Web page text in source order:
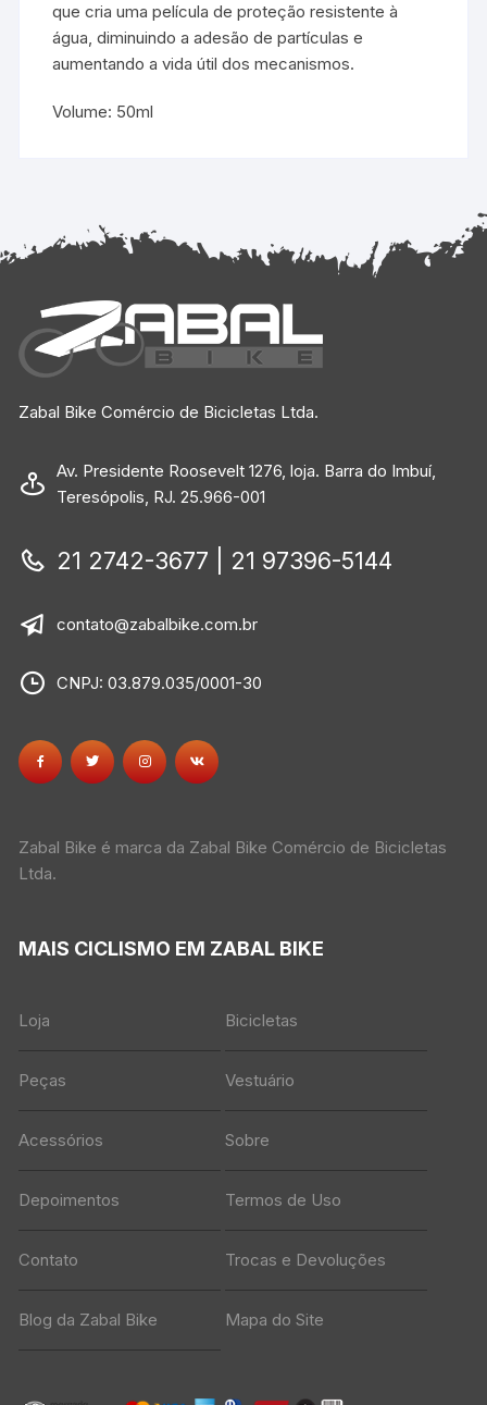
que cria uma película de proteção resistente à
água, diminuindo a adesão de partículas e
aumentando a vida útil dos mecanismos.
Volume: 50ml
Zabal Bike Comércio de Bicicletas Ltda.
Av. Presidente Roosevelt 1276, loja. Barra do Imbuí,
Teresópolis, RJ. 25.966-001
21 2742-3677 | 21 97396-5144
contato@zabalbike.com.br
CNPJ: 03.879.035/0001-30
Zabal Bike é marca da Zabal Bike Comércio de Bicicletas
Ltda.
MAIS CICLISMO EM ZABAL BIKE
Loja Bicicletas
Peças Vestuário
Acessórios Sobre
Depoimentos Termos de Uso
Contato Trocas e Devoluções
Blog da Zabal Bike Mapa do Site